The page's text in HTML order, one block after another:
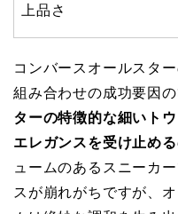
上品さ
コンバースオールスタ
組み合わせの成功要因の
ターの特徴的な細いト
エレガンスを受け止め
ュームのあるスニーカ
スが崩れがちですが、